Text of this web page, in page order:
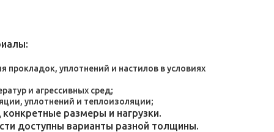
уплотнений и настилов в условиях
и агрессивных сред;
уплотнений и теплоизоляции;
размеры и нагрузки.
доступны варианты разной толщины.